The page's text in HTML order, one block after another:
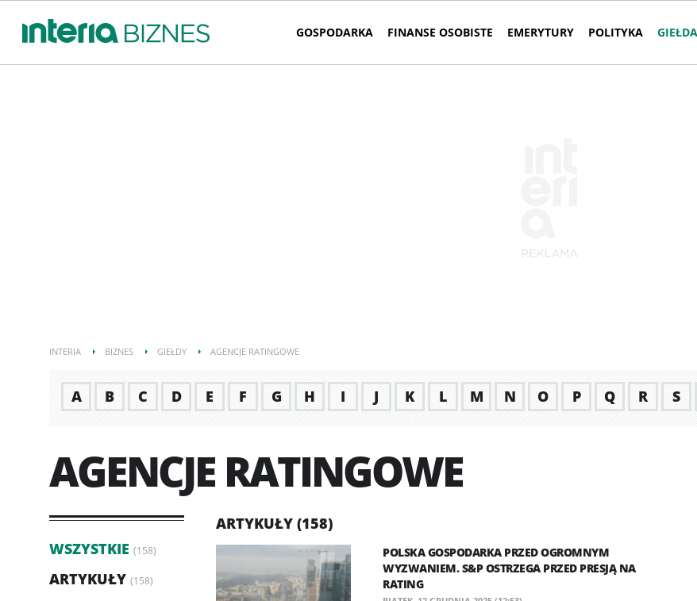
GOSPODARKA FINANSE OSOBISTE EMERYTURY POLITYKA GIEŁDA
INTERIA BIZNES GIEŁDY AGENCJE RATINGOWE
A B C D E F G H I J K L M N O P Q R S
AGENCJE RATINGOWE
WSZYSTKIE (158)
ARTYKUŁY (158)
ARTYKUŁY (158)
POLSKA GOSPODARKA PRZED OGROMNYM
WYZWANIEM. S&P OSTRZEGA PRZED PRESJĄ NA
RATING